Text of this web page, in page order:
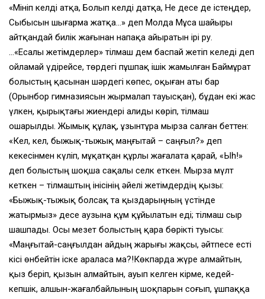
«Мініп келді атқа, Болып келді датқа, Не десе де істеңдер,
Сыбысын шығарма жатқа…» деп Молда Мұса шайыры
айтқандай билік жағынан напақа айыратын ірі ру.
…«Есалы жетімдерлер» тілмаш дем баспай жетіп келеді деп
ойламай үдірейсе, төрдегі пұшпақ ішік жамылған Баймұрат
болыстың қасынан шәрдегі көпес, оқыған аты бар
(Орынбор гимназиясын жырмалап тауысқан), бұдан екі жас
үлкен, қырықтағы жиендері Қалиды көріп, тілмаш
ошарылды. Жымық құлақ, ұзынтұра мырза салған беттен:
«Кел, кел, быжық-тыжық маңғытай – саңғыл?» деп
кекесінмен күліп, мұқатқан құрлы жағалата қарай, «Ыһ!»
деп болыстың шоқша сақалы селк еткен. Мырза мүлт
кеткен – тілмаштың інісінің әйелі жетімдердің қызы:
«Быжық-тыжық болсақ та қыздарыңның үстінде
жатырмыз» десе аузына құм құйылатын еді; тілмаш сыр
шашпады. Осы мезет болыстың қара бөрікті туысы:
«Маңғытай-саңғылдан айдың жарығы жақсы, әйтпесе есті
кісі өнбейтін іске араласа ма?!Көкпарда жүре алмайтын,
қыз беріп, қызын алмайтын, ауып келген кірме, кедей-
кепшік, алшын-жағалбайлының шоқпарын соғып, ұшпаққа